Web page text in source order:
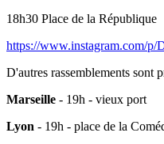
18h30 Place de la République
https://www.instagram.com/p/
D'autres rassemblements sont
Marseille - 19h - vieux port
Lyon - 19h - place de la